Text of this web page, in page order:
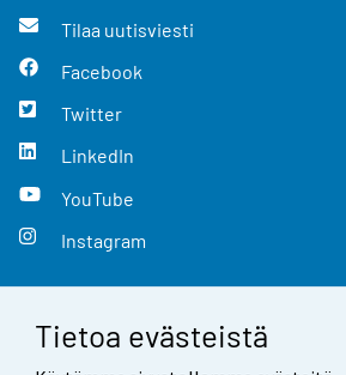
Tietoa evästeistä
Tilaa uutisviesti
Facebook
Twitter
LinkedIn
YouTube
Instagram
Yhteystiedot